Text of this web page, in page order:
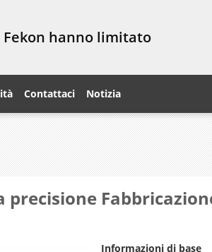
Fekon hanno limitato
Contattaci Notizia
Informazioni di base